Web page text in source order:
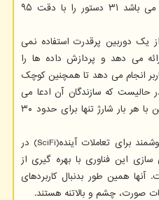
عینک EchoSpeech هم اکنون قادر می باشد ۳۱ دستور را با دقت ۹۵
یک دوربین پرقدرت استفاده نمی
ارائه می دهد و پردازش داده ها را
انجام می دهد تا همچنین کوچک
حالیست که سازندگان آن ادعا می
کنند که سیستم های مبتنی بر دوربین با هر بار شارژ تنها برای حدود ۳۰
تیم لابراتوار رابط های کامپیوتری هوشمند برای تعاملات آینده(SciFi) در
این فناوری با بهره گیری از
آنها همین طور بدنبال کاربردهای
صورت، چشم و بالاتنه هستند.